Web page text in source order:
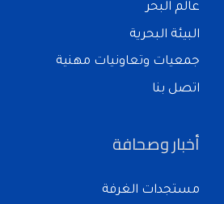
عالم البحر
البيئة البحرية
جمعيات وتعاونيات مهنية
اتصل بنا
أخبار وصحافة
مستجدات الغرفة